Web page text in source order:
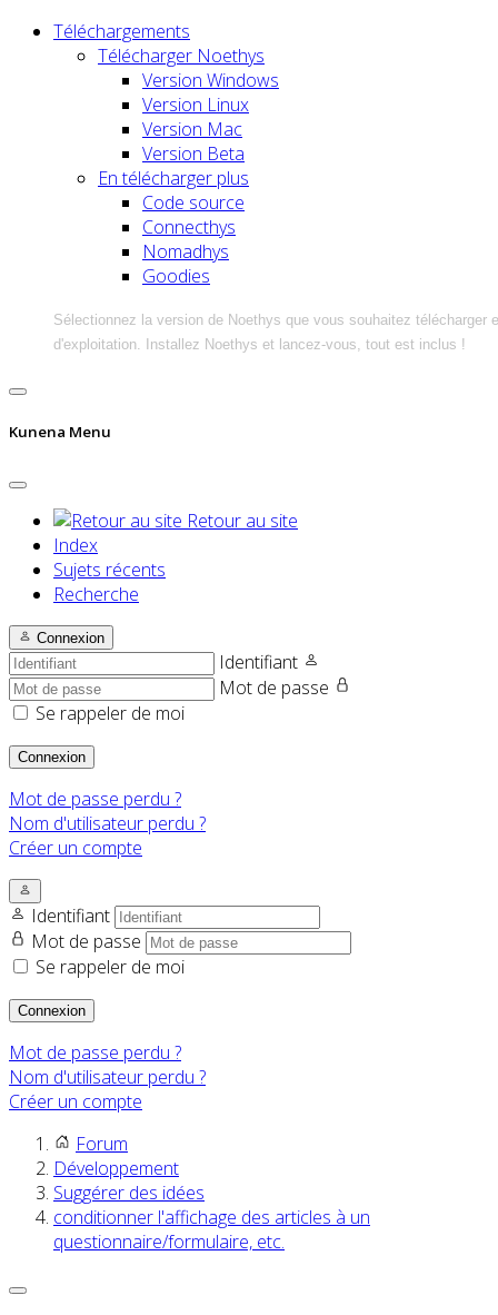
Téléchargements
Télécharger Noethys
Version Windows
Version Linux
Version Mac
Version Beta
En télécharger plus
Code source
Connecthys
Nomadhys
Goodies
Sélectionnez la version de Noethys que vous souhaitez télécharger
d'exploitation. Installez Noethys et lancez-vous, tout est inclus !
Kunena Menu
Retour au site
Index
Sujets récents
Recherche
Connexion
Identifiant
Mot de passe
Se rappeler de moi
Connexion
Mot de passe perdu ?
Nom d'utilisateur perdu ?
Créer un compte
Identifiant
Mot de passe
Se rappeler de moi
Connexion
Mot de passe perdu ?
Nom d'utilisateur perdu ?
Créer un compte
Forum
Développement
Suggérer des idées
conditionner l'affichage des articles à un
questionnaire/formulaire, etc.